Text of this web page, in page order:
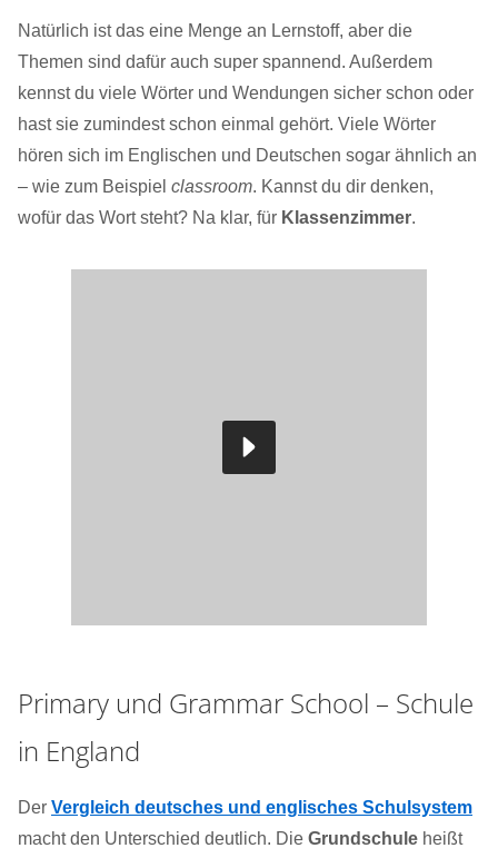
Natürlich ist das eine Menge an Lernstoff, aber die
Themen sind dafür auch super spannend. Außerdem
kennst du viele Wörter und Wendungen sicher schon oder
hast sie zumindest schon einmal gehört. Viele Wörter
hören sich im Englischen und Deutschen sogar ähnlich an
– wie zum Beispiel classroom. Kannst du dir denken,
wofür das Wort steht? Na klar, für Klassenzimmer.
Primary und Grammar School – Schule
in England
Der Vergleich deutsches und englisches Schulsystem
macht den Unterschied deutlich. Die Grundschule heißt